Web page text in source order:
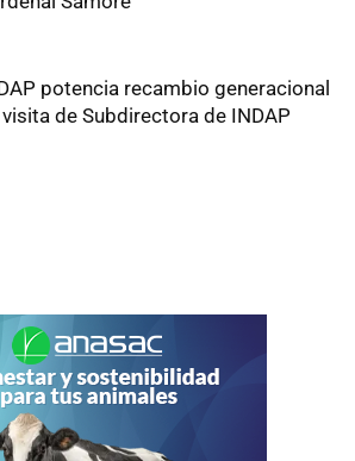
potencia recambio generacional
de Subdirectora de INDAP